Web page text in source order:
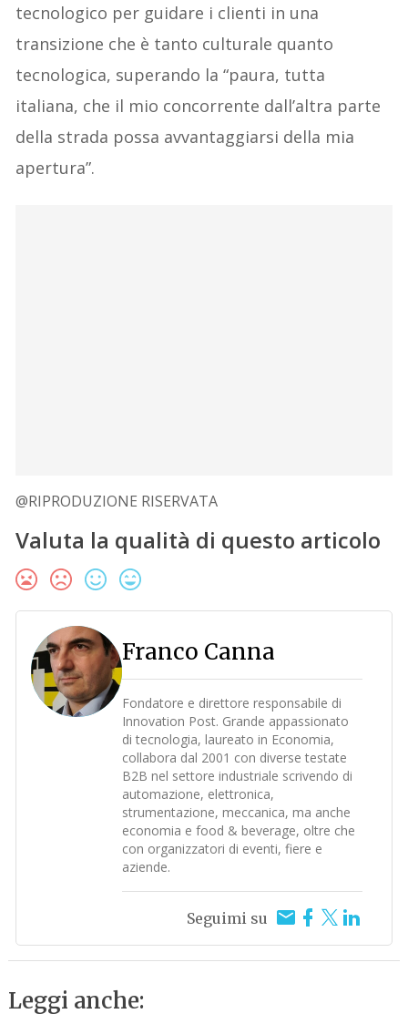
tecnologico per guidare i clienti in una
transizione che è tanto culturale quanto
tecnologica, superando la “paura, tutta
italiana, che il mio concorrente dall’altra parte
della strada possa avvantaggiarsi della mia
apertura”.
@RIPRODUZIONE RISERVATA
Valuta la qualità di questo articolo
Franco Canna
Fondatore e direttore responsabile di
Innovation Post. Grande appassionato
di tecnologia, laureato in Economia,
collabora dal 2001 con diverse testate
B2B nel settore industriale scrivendo di
automazione, elettronica,
strumentazione, meccanica, ma anche
economia e food & beverage, oltre che
con organizzatori di eventi, fiere e
aziende.
Seguimi su
Leggi anche: